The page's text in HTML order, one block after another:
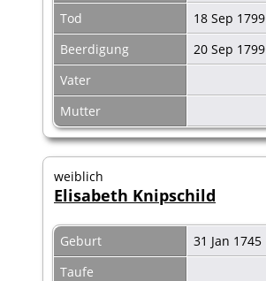
Tod
18 Sep 1799
Beerdigung
20 Sep 1799
Vater
Mutter
weiblich
Elisabeth Knipschild
Geburt 31 Jan 1745
Taufe